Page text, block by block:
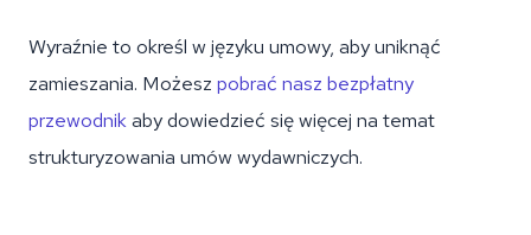
Wyraźnie to określ w języku umowy, aby uniknąć
zamieszania. Możesz pobrać nasz bezpłatny
przewodnikaby dowiedzieć się więcej na temat
strukturyzowania umów wydawniczych.